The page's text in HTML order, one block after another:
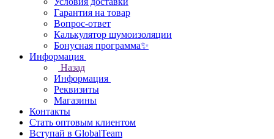
Гарантия на товар
Вопрос-ответ
Калькулятор шумоизоляции
Бонусная программа✨
Информация
Назад
Информация
Реквизиты
Магазины
Контакты
Стать оптовым клиентом
Вступай в GlobalTeam